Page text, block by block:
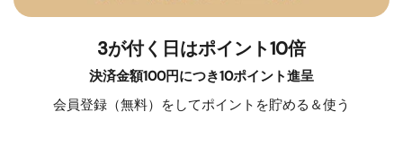
3が付く日はポイント10倍
決済金額100円につき10ポイント進呈
会員登録（無料）をしてポイントを貯める＆使う